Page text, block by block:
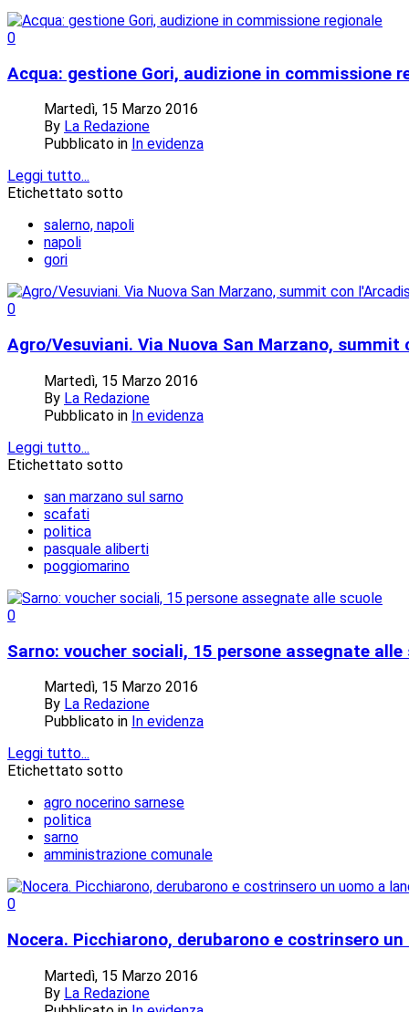
0
Acqua: gestione Gori, audizione in commissione
Martedì, 15 Marzo 2016
By La Redazione
Pubblicato in In evidenza
Leggi tutto...
Etichettato sotto
salerno, napoli
napoli
gori
0
Agro/Vesuviani. Via Nuova San Marzano, summit
Martedì, 15 Marzo 2016
By La Redazione
Pubblicato in In evidenza
Leggi tutto...
Etichettato sotto
san marzano sul sarno
scafati
politica
pasquale aliberti
poggiomarino
0
Sarno: voucher sociali, 15 persone assegnate alle
Martedì, 15 Marzo 2016
By La Redazione
Pubblicato in In evidenza
Leggi tutto...
Etichettato sotto
agro nocerino sarnese
politica
sarno
amministrazione comunale
0
Nocera. Picchiarono, derubarono e costrinsero
Martedì, 15 Marzo 2016
By La Redazione